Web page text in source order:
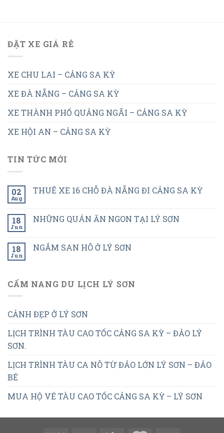
ĐẶT XE GIÁ RẺ
XE CHU LAI – CẢNG SA KỲ
XE ĐÀ NẴNG – CẢNG SA KỲ
XE THÀNH PHỐ QUẢNG NGÃI – CẢNG SA KỲ
XE HỘI AN – CẢNG SA KỲ
TIN TỨC MỚI
02
Aug
THUÊ XE 16 CHỖ ĐÀ NẴNG ĐI CẢNG SA KỲ
18
Jun
NHỮNG QUÁN ĂN NGON TẠI LÝ SƠN
18
Jun
NGẮM SAN HÔ Ở LÝ SƠN
CẨM NANG DU LỊCH LÝ SƠN
CẢNH ĐẸP Ở LÝ SƠN
LỊCH TRÌNH TÀU CAO TỐC CẢNG SA KỲ – ĐẢO LÝ
SƠN.
LỊCH TRÌNH TÀU CA NÔ TỪ ĐẢO LỚN LÝ SƠN – ĐẢO
BÉ
MUA HỘ VÉ TÀU CAO TỐC CẢNG SA KỲ – LÝ SƠN